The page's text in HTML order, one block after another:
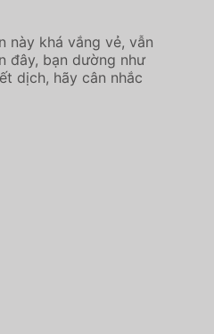
này khá vắng vẻ, vẫn
đây, bạn dường như
dịch, hãy cân nhắc